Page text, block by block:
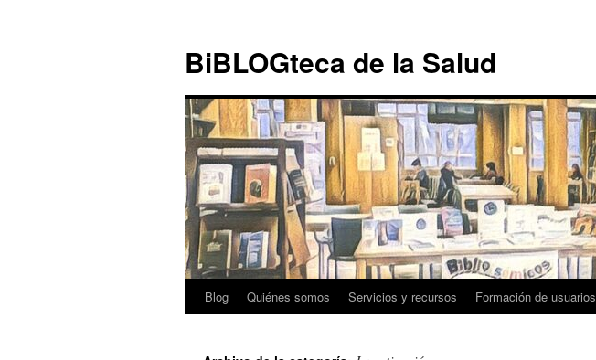
contenido
BiBLOGteca de la Salud
Blog Quiénes somos Servicios y recursos Formación de usuarios